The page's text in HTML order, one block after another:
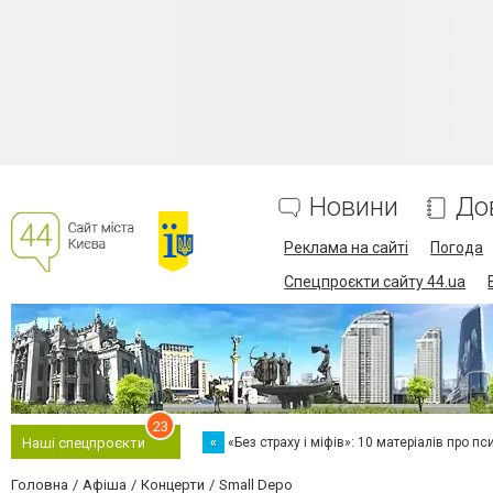
Новини
Реклама на сайті
Погода
Спецпроєкти сайту 44.ua
Наші спецпроєкти
23
« «Без страху і міфів»: 10 матеріалів про
Головна Афіша Концерти Small Depo